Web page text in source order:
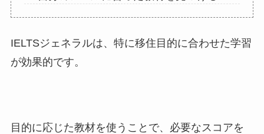
IELTSジェネラルは、特に移住目的に合わせた学習
が効果的です。
目的に応じた教材を使うことで、必要なスコアを